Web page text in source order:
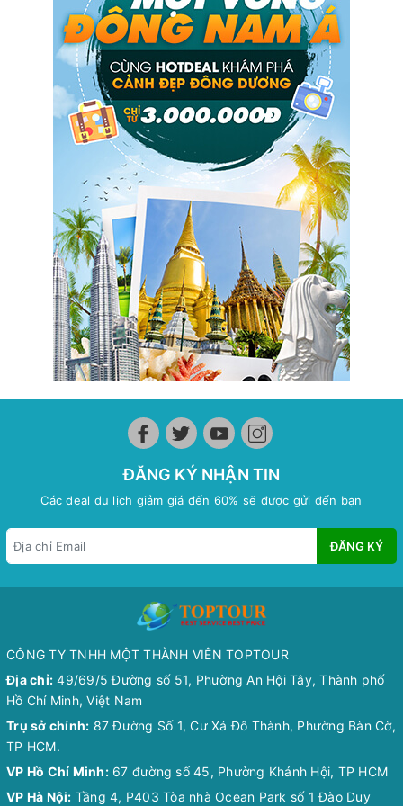
ĐĂNG KÝ NHẬN TIN
Các deal du lịch giảm giá đến 60% sẽ được gửi đến bạn
ĐĂNG KÝ
CÔNG TY TNHH MỘT THÀNH VIÊN TOPTOUR
Địa chỉ: 49/69/5 Đường số 51, Phường An Hội Tây, Thành phố
Hồ Chí Minh, Việt Nam
Trụ sở chính: 87 Đường Số 1, Cư Xá Đô Thành, Phường Bàn Cờ,
TP HCM.
VP Hồ Chí Minh: 67 đường số 45, Phường Khánh Hội, TP HCM
VP Hà Nội: Tầng 4, P403 Tòa nhà Ocean Park số 1 Đào Duy